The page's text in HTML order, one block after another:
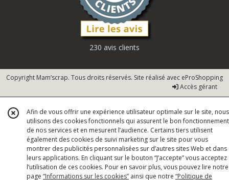
230 avis clients
Copyright Mam’scrap. Tous droits réservés. Site réalisé avec eProShopping
Accès gérant
Afin de vous offrir une expérience utilisateur optimale sur le site, nous
utilisons des cookies fonctionnels qui assurent le bon fonctionnement
de nos services et en mesurent l’audience. Certains tiers utilisent
également des cookies de suivi marketing sur le site pour vous
montrer des publicités personnalisées sur d’autres sites Web et dans
leurs applications. En cliquant sur le bouton “J’accepte” vous acceptez
l’utilisation de ces cookies. Pour en savoir plus, vous pouvez lire notre
page “Informations sur les cookies” ainsi que notre “Politique de